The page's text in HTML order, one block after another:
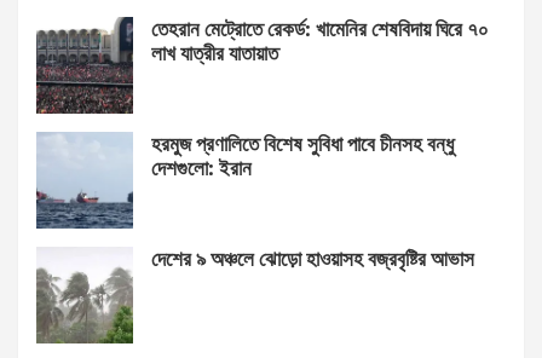
তেহরান মেট্রোতে রেকর্ড: খামেনির শেষবিদায় ঘিরে ৭০
লাখ যাত্রীর যাতায়াত
হরমুজ প্রণালিতে বিশেষ সুবিধা পাবে চীনসহ বন্ধু
দেশগুলো: ইরান
দেশের ৯ অঞ্চলে ঝোড়ো হাওয়াসহ বজ্রবৃষ্টির আভাস